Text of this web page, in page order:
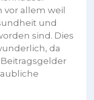
vor allem weil
und
sind. Dies
da